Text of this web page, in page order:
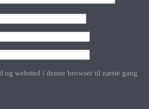
og websted i denne browser til næste gang